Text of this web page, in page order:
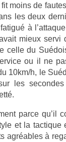
moins de
les deux
à
mieux servi
celle du
ou il ne
10km/h, le
les
parce qu’il
et la tac­tique
agréables à